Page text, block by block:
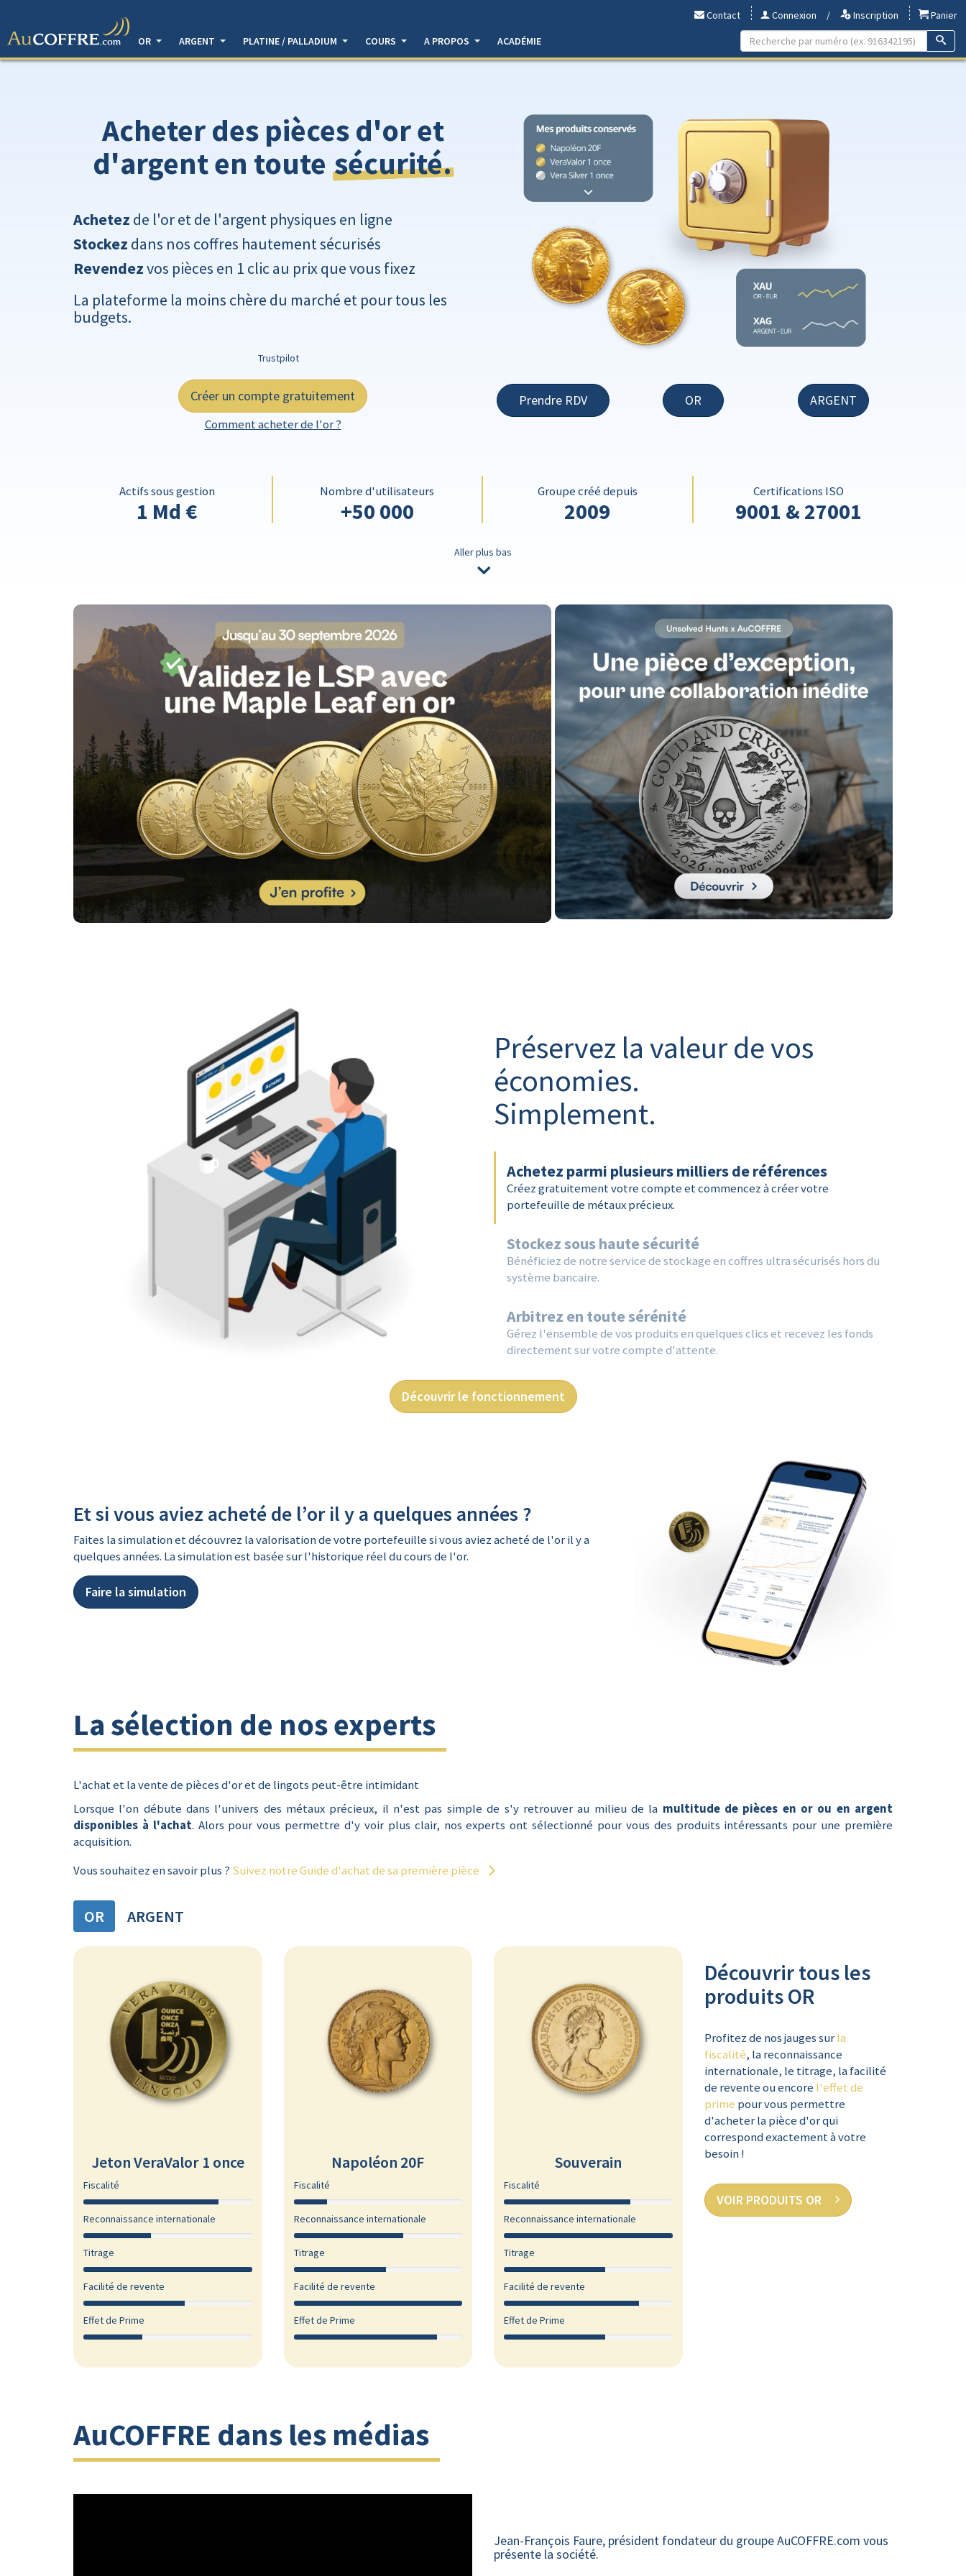
Contact Connexion / Inscription
Panier
OR
ARGENT PLATINE / PALLADIUM COURS A PROPOS ACADÉMIE
Acheter des pièces d'or et
d'argent en toute sécurité.
Achetez de l'or et de l'argent physiques en ligne
Stockez dans nos coffres hautement sécurisés
Revendezvos pièces en 1 clic au prix que vous fixez
La plateforme la moins chère du marché et pour tous les
budgets.
Trustpilot
Créer un compte gratuitement
Comment acheter de l'or ?
Prendre RDV OR ARGENT
Actifs sous gestion
1 Md €
Nombre d'utilisateurs
+50 000
Groupe créé depuis
2009
Certifications ISO
9001 & 27001
Aller plus bas
Préservez la valeur de vos
économies.
Simplement.
Achetez parmi plusieurs milliers de références
Créez gratuitement votre compte et commencez à créer votre
portefeuille de métaux précieux.
Stockez sous haute sécurité
Bénéficiez de notre service de stockage en coffres ultra sécurisés hors du
système bancaire.
Arbitrez en toute sérénité
Gérez l'ensemble de vos produits en quelques clics et recevez les fonds
directement sur votre compte d'attente.
Découvrir le fonctionnement
Et si vous aviez acheté de l’or il y a quelques années ?
Faites la simulation et découvrez la valorisation de votre portefeuille si vous aviez acheté de l'or il y a
quelques années. La simulation est basée sur l'historique réel du cours de l'or.
Faire la simulation
La sélection de nos experts
L'achat et la vente de pièces d'or et de lingots peut-être intimidant
Lorsque l'on débute dans l'univers des métaux précieux, il n'est pas simple de s'y retrouver au milieu de la multitude de pièces en or ou en argent
disponibles à l'achat. Alors pour vous permettre d'y voir plus clair, nos experts ont sélectionné pour vous des produits intéressants pour une première
acquisition.
Vous souhaitez en savoir plus ? Suivez notre Guide d'achat de sa première pièce
OR ARGENT
Jeton VeraValor 1 once
Fiscalité
Reconnaissance internationale
Titrage
Facilité de revente
Effet de Prime
Napoléon 20F
Fiscalité
Reconnaissance internationale
Titrage
Facilité de revente
Effet de Prime
Souverain
Fiscalité
Reconnaissance internationale
Titrage
Facilité de revente
Effet de Prime
Découvrir tous les
produits OR
Profitez de nos jauges surla
fiscalité, la reconnaissance
internationale, le titrage, la facilité
de revente ou encore l'effet de
prime pour vous permettre
d'acheter la pièce d'or qui
correspond exactement à votre
besoin !
VOIR PRODUITS OR
AuCOFFRE dans les médias
Jean-François Faure, président fondateur du groupe AuCOFFRE.com vous
présente la société.